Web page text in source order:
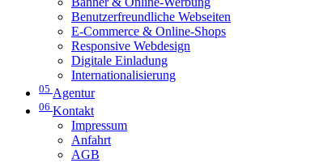
Benutzerfreundliche Webseiten
E-Commerce & Online-Shops
Responsive Webdesign
Digitale Einladung
Internationalisierung
05 Agentur
06 Kontakt
Impressum
Anfahrt
AGB